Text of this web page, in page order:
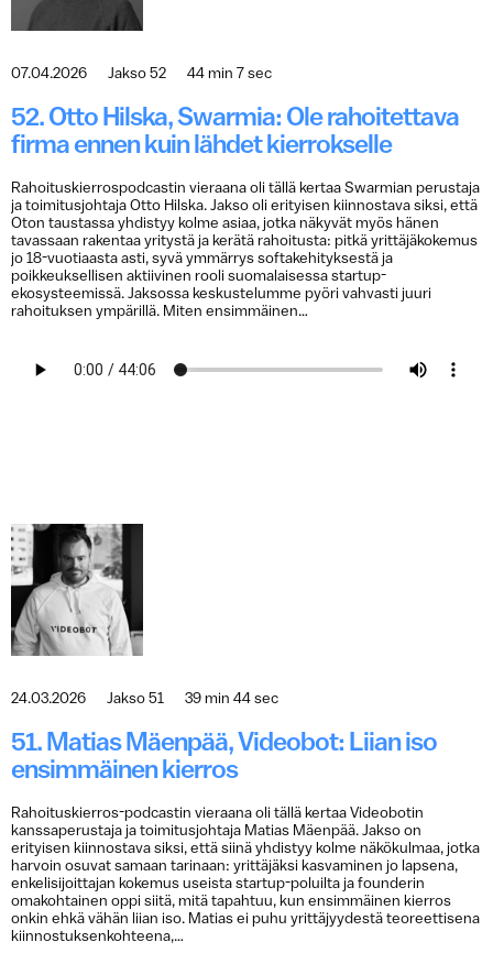
07.04.2026 Jakso 52 44 min 7 sec
52. Otto Hilska, Swarmia: Ole rahoitettava
firma ennen kuin lähdet kierrokselle
Rahoituskierrospodcastin vieraana oli tällä kertaa Swarmian perustaja
ja toimitusjohtaja Otto Hilska. Jakso oli erityisen kiinnostava siksi, että
Oton taustassa yhdistyy kolme asiaa, jotka näkyvät myös hänen
tavassaan rakentaa yritystä ja kerätä rahoitusta: pitkä yrittäjäkokemus
jo 18-vuotiaasta asti, syvä ymmärrys softakehityksestä ja
poikkeuksellisen aktiivinen rooli suomalaisessa startup-
ekosysteemissä. Jaksossa keskustelumme pyöri vahvasti juuri
rahoituksen ympärillä. Miten ensimmäinen…
24.03.2026 Jakso 51 39 min 44 sec
51. Matias Mäenpää, Videobot: Liian iso
ensimmäinen kierros
Rahoituskierros-podcastin vieraana oli tällä kertaa Videobotin
kanssaperustaja ja toimitusjohtaja Matias Mäenpää. Jakso on
erityisen kiinnostava siksi, että siinä yhdistyy kolme näkökulmaa, jotka
harvoin osuvat samaan tarinaan: yrittäjäksi kasvaminen jo lapsena,
enkelisijoittajan kokemus useista startup-poluilta ja founderin
omakohtainen oppi siitä, mitä tapahtuu, kun ensimmäinen kierros
onkin ehkä vähän liian iso. Matias ei puhu yrittäjyydestä teoreettisena
kiinnostuksenkohteena,…